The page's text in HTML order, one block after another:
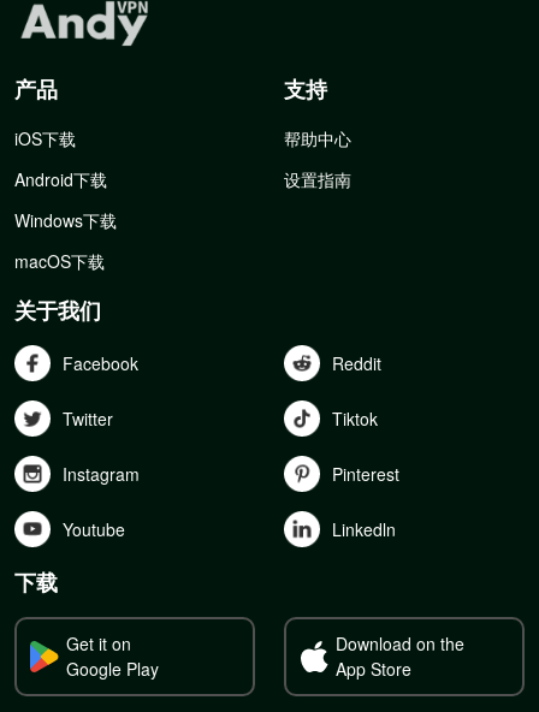
产品
iOS下载
Android下载
Windows下载
macOS下载
支持
帮助中心
设置指南
关于我们
Facebook Reddit
Twitter Tiktok
Instagram Pinterest
Youtube Linkedln
下载
Get it on
Google Play
Download on the
App Store